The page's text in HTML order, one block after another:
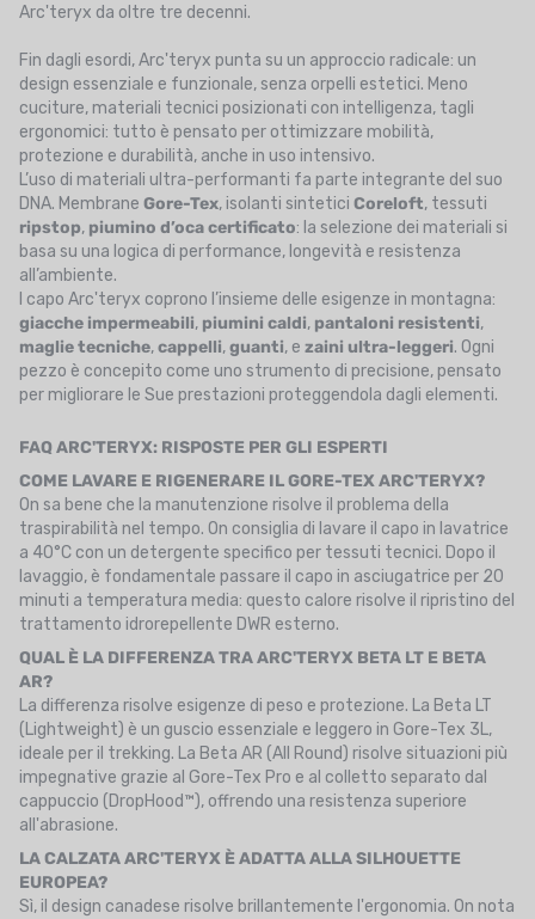
Arc'teryx da oltre tre decenni.
Fin dagli esordi, Arc'teryx punta su un approccio radicale: un
design essenziale e funzionale, senza orpelli estetici. Meno
cuciture, materiali tecnici posizionati con intelligenza, tagli
ergonomici: tutto è pensato per ottimizzare mobilità,
protezione e durabilità, anche in uso intensivo.
L’uso di materiali ultra-performanti fa parte integrante del suo
DNA. Membrane Gore-Tex, isolanti sintetici Coreloft, tessuti
ripstop, piumino d’oca certificato: la selezione dei materiali si
basa su una logica di performance, longevità e resistenza
all’ambiente.
I capo Arc'teryx coprono l’insieme delle esigenze in montagna:
giacche impermeabili, piumini caldi, pantaloni resistenti,
maglie tecniche,cappelli,guanti, e zaini ultra-leggeri. Ogni
pezzo è concepito come uno strumento di precisione, pensato
per migliorare le Sue prestazioni proteggendola dagli elementi.
FAQ ARC'TERYX: RISPOSTE PER GLI ESPERTI
COME LAVARE E RIGENERARE IL GORE-TEX ARC'TERYX?
On sa bene che la manutenzione risolve il problema della
traspirabilità nel tempo. On consiglia di lavare il capo in lavatrice
a 40°C con un detergente specifico per tessuti tecnici. Dopo il
lavaggio, è fondamentale passare il capo in asciugatrice per 20
minuti a temperatura media: questo calore risolve il ripristino del
trattamento idrorepellente DWR esterno.
QUAL È LA DIFFERENZA TRA ARC'TERYX BETA LT E BETA
AR?
La differenza risolve esigenze di peso e protezione. La Beta LT
(Lightweight) è un guscio essenziale e leggero in Gore-Tex 3L,
ideale per il trekking. La Beta AR (All Round) risolve situazioni più
impegnative grazie al Gore-Tex Pro e al colletto separato dal
cappuccio (DropHood™), offrendo una resistenza superiore
all'abrasione.
LA CALZATA ARC'TERYX È ADATTA ALLA SILHOUETTE
EUROPEA?
Sì, il design canadese risolve brillantemente l'ergonomia. On nota